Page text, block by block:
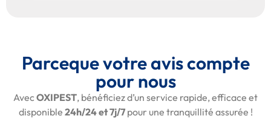
Parceque votre avis compte
pour nous
AvecOXIPEST, bénéficiez d’un service rapide, efficace et
disponible 24h/24 et 7j/7pour une tranquillité assurée !